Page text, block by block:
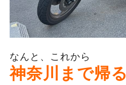
なんと、これから
神奈川まで帰る